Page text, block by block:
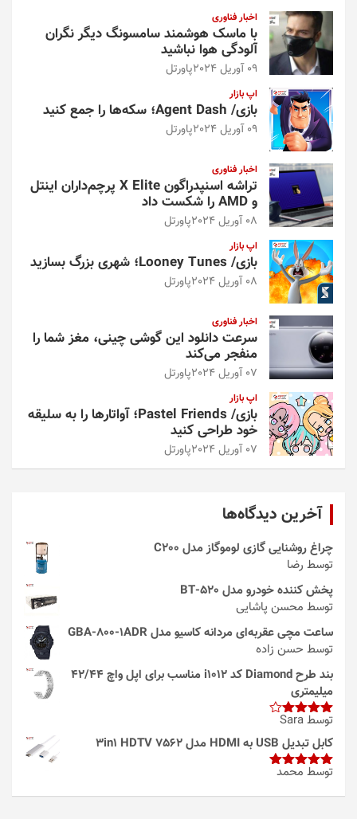
اخبار فناوری
با ماسک هوشمند سامسونگ دیگر نگران
آلودگی هوا نباشید
09 آوریل 2024 پاورتل
اپ بازار
بازی/ Agent Dash؛ سکه‌ها را جمع کنید
09 آوریل 2024 پاورتل
اخبار فناوری
تراشه اسنپدراگون X Elite پرچم‌داران اینتل
و AMD را شکست داد
08 آوریل 2024 پاورتل
اپ بازار
بازی/ Looney Tunes؛ شهری بزرگ بسازید
08 آوریل 2024 پاورتل
اخبار فناوری
سرعت دانلود این گوشی چینی، مغز شما را
منفجر می‌کند
07 آوریل 2024 پاورتل
اپ بازار
بازی/ Pastel Friends؛ آواتارها را به سلیقه
خود طراحی کنید
07 آوریل 2024 پاورتل
آخرین دیدگاه‌ها
چراغ روشنایی گازی لوموگاز مدل C200
توسط رضا
پخش کننده خودرو مدل 520-BT
توسط محسن پاشایی
ساعت مچی عقربه‌ای مردانه کاسیو مدل GBA-800-1ADR
توسط حسن زاده
بند طرح Diamond کد i1012 مناسب برای اپل واچ 42/44
میلیمتری
امتیاز4
از 5
توسط Sara
کابل تبدیل USB به HDMI مدل 3in1 HDTV 7562
امتیاز5از
توسط محمد